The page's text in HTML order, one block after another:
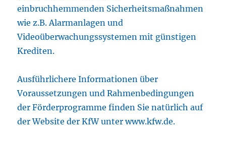
einbruchhemmenden Sicherheitsmaßnahmen
wie z.B. Alarmanlagen und
Videoüberwachungssystemen mit günstigen
Krediten.
Ausführlichere Informationen über
Voraussetzungen und Rahmenbedingungen
der Förderprogramme finden Sie natürlich auf
der Website der KfW unter www.kfw.de.